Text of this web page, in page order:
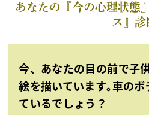
あなたの『今の心理状態
ス』診
今、あなたの目の前で子
絵を描いています｡車の
ているでしょう？